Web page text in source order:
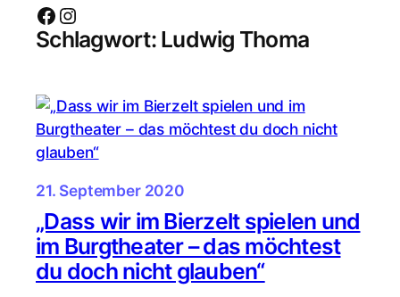
Facebook Instagram
Schlagwort: Ludwig Thoma
21. September 2020
„Dass wir im Bierzelt spielen und
im Burgtheater – das möchtest
du doch nicht glauben“